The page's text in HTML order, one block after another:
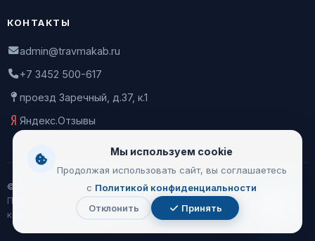
КОНТАКТЫ
admin@travmakab.ru
+7 3452 500-617
проезд Заречный, д.37, к.1
Яндекс.Отзывы
© 2026 Leontiev Clinic
Пользовательское соглашение
конфиденциальности
с
Мы используем cookie
Продолжая использовать сайт, вы соглашаетесь
с Политикой конфиденциальности
Отклонить Принять